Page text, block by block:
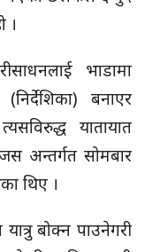
।
भाडामा
बनाएर
यातायात
अन्तर्गत सोमबार
थिए ।
बोक्न पाउनेगरी